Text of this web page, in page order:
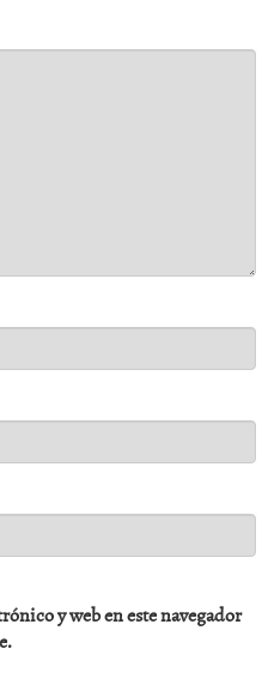
y web en este navegador